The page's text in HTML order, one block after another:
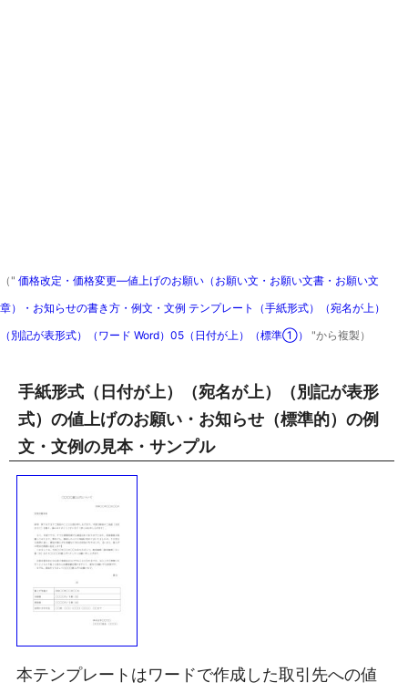
（" 価格改定・価格変更―値上げのお願い（お願い文・お願い文書・お願い文
章）・お知らせの書き方・例文・文例 テンプレート（手紙形式）（宛名が上）
（別記が表形式）（ワード Word）05（日付が上）（標準①） "から複製）
手紙形式（日付が上）（宛名が上）（別記が表形
式）の値上げのお願い・お知らせ（標準的）の例
文・文例の見本・サンプル
本テンプレートはワードで作成した取引先への値